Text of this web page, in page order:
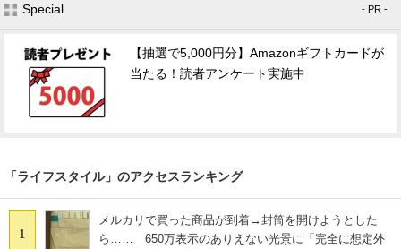
Special - PR -
【抽選で5,000円分】Amazonギフトカードが
当たる！読者アンケート実施中
「ライフスタイル」のアクセスランキング
1
メルカリで買った商品が到着→封筒を開けようとした
ら…… 650万表示のありえない光景に「完全に想定外